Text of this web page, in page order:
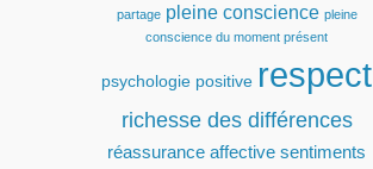
partage pleine conscience pleine
conscience du moment présent
psychologie positive respect
richesse des différences
réassurance affective sentiments